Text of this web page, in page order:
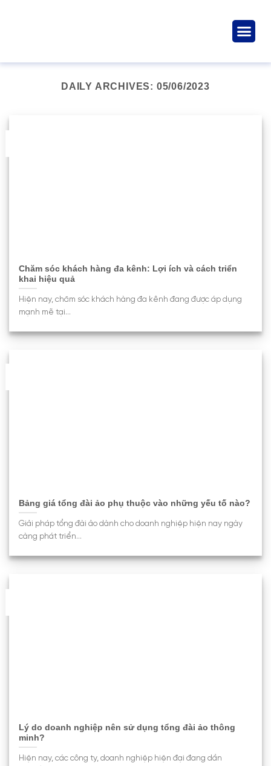
DAILY ARCHIVES: 05/06/2023
Chăm sóc khách hàng đa kênh: Lợi ích và cách triển
khai hiệu quả
Hiện nay, chăm sóc khách hàng đa kênh đang được áp dụng
mạnh mẽ tại...
Bảng giá tổng đài ảo phụ thuộc vào những yếu tố nào?
Giải pháp tổng đài ảo dành cho doanh nghiệp hiện nay ngày
càng phát triển...
Lý do doanh nghiệp nên sử dụng tổng đài ảo thông
minh?
Hiện nay, các công ty, doanh nghiệp hiện đại đang dần